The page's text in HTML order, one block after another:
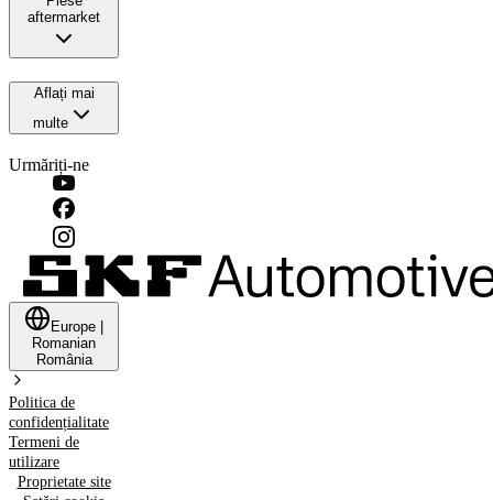
aftermarket
Aflați mai
multe
Urmăriți-ne
Europe
Romanian
România
Politica de
confidențialitate
Termeni de
utilizare
Proprietate site